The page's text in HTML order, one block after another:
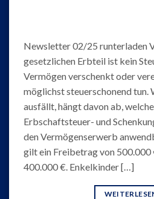
Newsletter 02/25 runterladen
gesetzlichen Erbteil ist kein
Vermögen verschenkt oder
möglichst steuerschonend tun.
ausfällt, hängt davon ab,
Erbschaftsteuer- und
den Vermögenserwerb
gilt ein Freibetrag von 500.000
400.000 €. Enkelkinder […]